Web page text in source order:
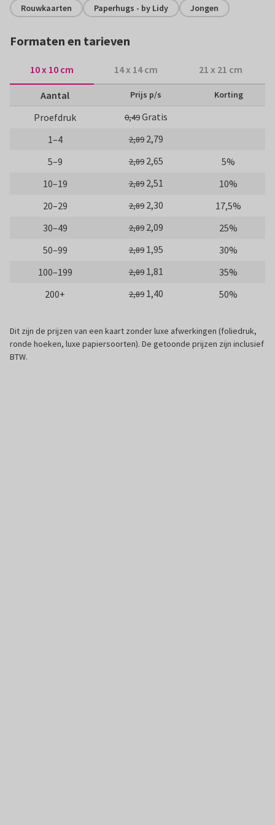
Rouwkaarten Paperhugs - by Lidy Jongen
Formaten en tarieven
10 x 10 cm 14 x 14 cm 21 x 21 cm
Aantal Prijs p/s Korting
Proefdruk 0,49Gratis
1–4
2,89 2,79
5–9
2,89 2,65
5%
10–19
2,89 2,51
10%
20–29
2,89 2,30
17,5%
30–49
2,89 2,09
25%
50–99
2,89 1,95
30%
100–199
2,89 1,81
35%
200+
2,89 1,40 50%
Dit zijn de prijzen van een kaart zonder luxe afwerkingen (foliedruk,
ronde hoeken, luxe papiersoorten). De getoonde prijzen zijn inclusief
BTW.